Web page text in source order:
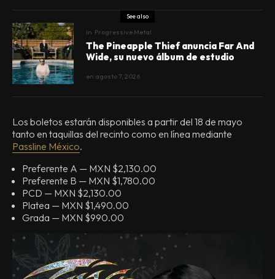
See also
In Progressive Metal
The Pineapple Thief anuncia Far And
Wide, su nuevo álbum de estudio
en agosto 7, 2026
Los boletos estarán disponibles a partir del 18 de mayo
tanto en taquillas del recinto como en línea mediante
Passline México.
Preferente A — MXN $2,130.00
Preferente B — MXN $1,780.00
PCD — MXN $2,130.00
Platea — MXN $1,490.00
Grada — MXN $990.00